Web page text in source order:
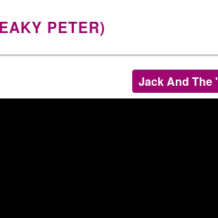
PETER)
Jack And The '